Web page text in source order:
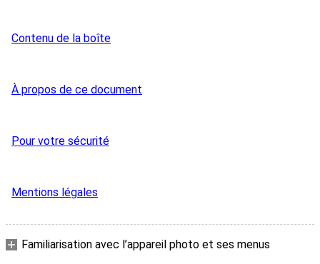
Contenu de la boîte
À propos de ce document
Pour votre sécurité
Mentions légales
Familiarisation avec l’appareil photo et ses menus